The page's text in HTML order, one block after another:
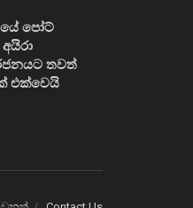
පෝට්
තවත්
එක්වෙයි